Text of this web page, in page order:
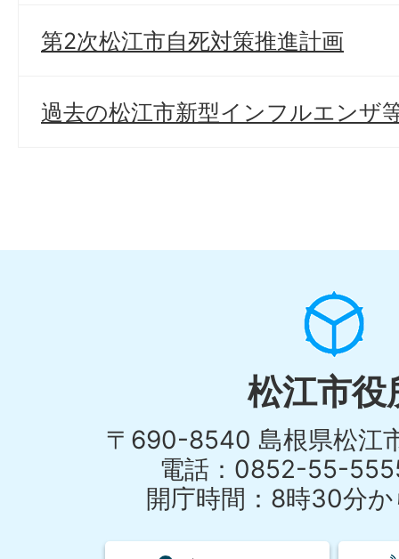
第2次松江市自死対策推進計画
過去の松江市新型インフルエンザ
松江市役
〒690-8540 島根県松江
電話：0852-55-
開庁時間：8時30分